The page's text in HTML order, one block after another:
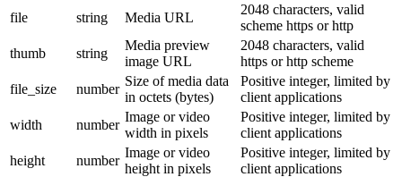
file string Media URL
2048 characters, valid
scheme https or http
thumb
string
Media preview
image URL
2048 characters, valid
https or http scheme
file_size
number
Size of media data
in octets (bytes)
Positive integer, limited by
client applications
width
number
Image or video
width in pixels
Positive integer, limited by
client applications
height
number
Image or video
height in pixels
Positive integer, limited by
client applications